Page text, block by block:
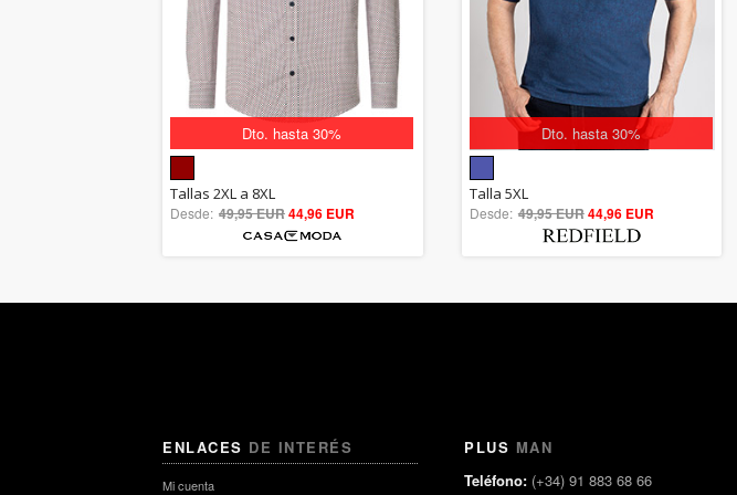
Dto. hasta 30%
5.00
out of 5
Tallas 2XL a 8XL
Desde: 49,95 EUR44,96 EUR
Dto. hasta 30%
out of 5
Talla 5XL
Desde: 49,95 EUR44,96 EUR
ENLACES DE INTERÉS
Mi cuenta
PLUS MAN
Teléfono: (+34) 91 883 68 66